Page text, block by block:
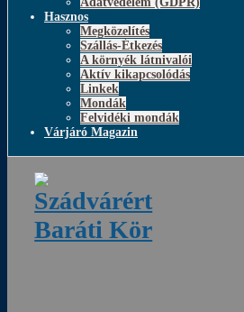
Hasznos
Megközelítés
Szállás-Étkezés
A környék látnivalói
Aktív kikapcsolódás
Linkek
Mondák
Felvidéki mondák
Várjáró Magazin